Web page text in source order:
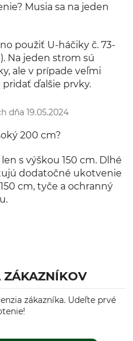
Musia sa na jeden
použiť U-háčiky č. 73-
Na jeden strom sú
ale v prípade veľmi
ďalšie prvky.
dňa 19.05.2024
200 cm?
s výškou 150 cm. Dlhé
dodatočné ukotvenie
cm, tyče a ochranný
ZÁKAZNÍKOV
zákazníka. Udeľte prvé